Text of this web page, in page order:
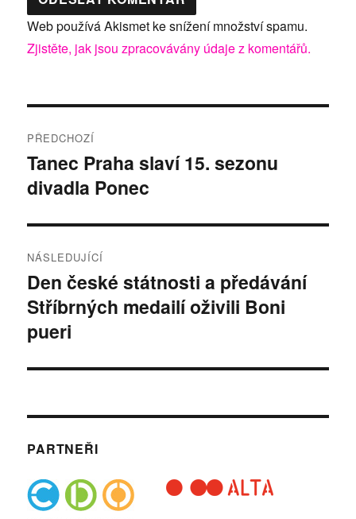
Web používá Akismet ke snížení množství spamu.
Zjistěte, jak jsou zpracovávány údaje z komentářů.
pro
příspěvek
PŘEDCHOZÍ
Předchozí
příspěvek:
Tanec Praha slaví 15. sezonu
divadla Ponec
NÁSLEDUJÍCÍ
Následující
příspěvek:
Den české státnosti a předávání
Stříbrných medailí oživili Boni
pueri
PARTNEŘI